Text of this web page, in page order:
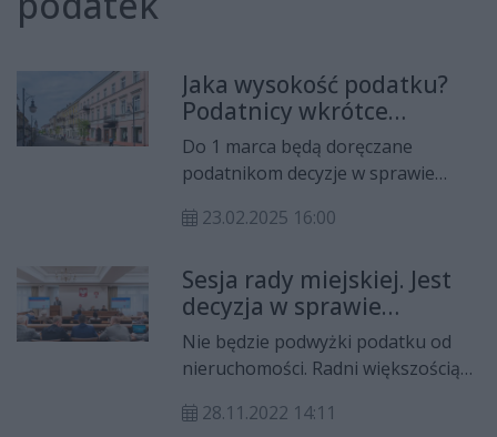
Jaka wysokość podatku?
Podatnicy wkrótce
otrzymają informacje
Do 1 marca będą doręczane
podatnikom decyzje w sprawie
nieruchomości, podatku rolnego,
zobowiązania pieniężnego na rok
2025.
23.02.2025 16:00
Sesja rady miejskiej. Jest
decyzja w sprawie
podatku od
nieruchomości
Nie będzie podwyżki podatku od
nieruchomości. Radni większością
złożony przez prezydenta miasta.
28.11.2022 14:11